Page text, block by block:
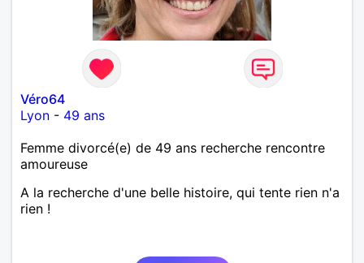
Véro64
Lyon - 49 ans
Femme divorcé(e) de 49 ans recherche rencontre
amoureuse
A la recherche d'une belle histoire, qui tente rien n'a
rien !